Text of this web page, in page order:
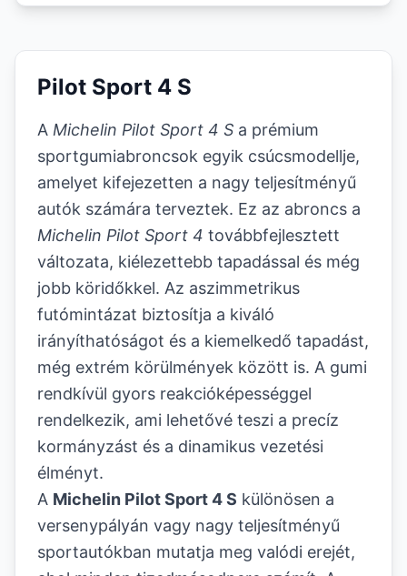
Pilot Sport 4 S
A Michelin Pilot Sport 4 S a prémium
sportgumiabroncsok egyik csúcsmodellje,
amelyet kifejezetten a nagy teljesítményű
autók számára terveztek. Ez az abroncs a
Michelin Pilot Sport 4 továbbfejlesztett
változata, kiélezettebb tapadással és még
jobb köridőkkel. Az aszimmetrikus
futómintázat biztosítja a kiváló
irányíthatóságot és a kiemelkedő tapadást,
még extrém körülmények között is. A gumi
rendkívül gyors reakcióképességgel
rendelkezik, ami lehetővé teszi a precíz
kormányzást és a dinamikus vezetési
élményt.
A Michelin Pilot Sport 4 S különösen a
versenypályán vagy nagy teljesítményű
sportautókban mutatja meg valódi erejét,